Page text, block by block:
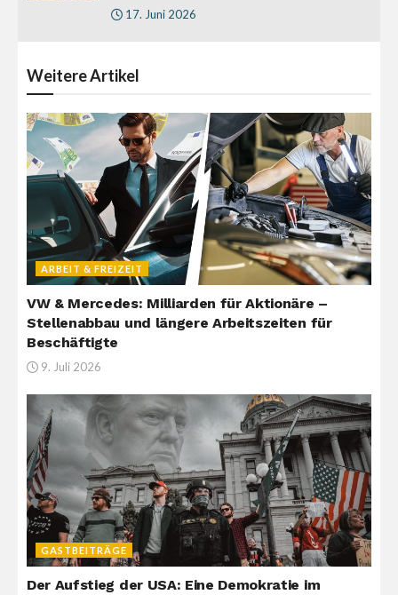
17. Juni 2026
WeitereArtikel
ARBEIT & FREIZEIT
VW & Mercedes: Milliarden für Aktionäre –
Stellenabbau und längere Arbeitszeiten für
Beschäftigte
9. Juli 2026
GASTBEITRÄGE
Der Aufstieg der USA: Eine Demokratie im